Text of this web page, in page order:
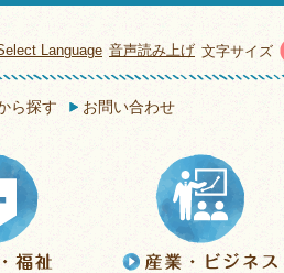
Language 音声読み上げ 文字サイズ
ら探す お問い合わせ